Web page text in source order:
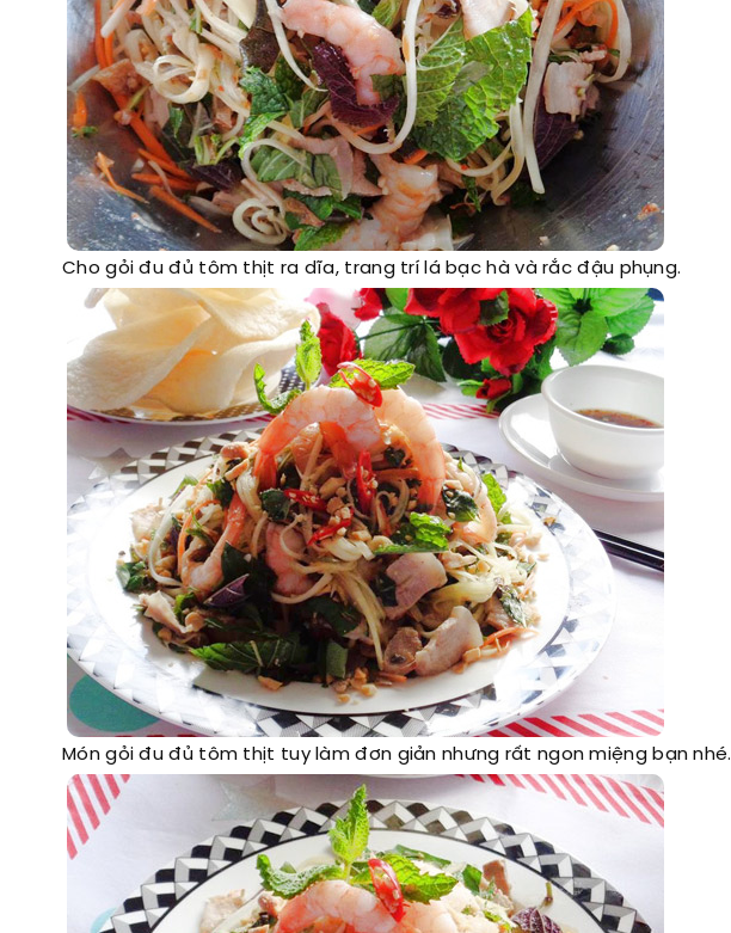
Cho gỏi đu đủ tôm thịt ra dĩa, trang trí lá bạc hà và rắc đậu phụng.
Món gỏi đu đủ tôm thịt tuy làm đơn giản nhưng rất ngon miệng bạn nhé.